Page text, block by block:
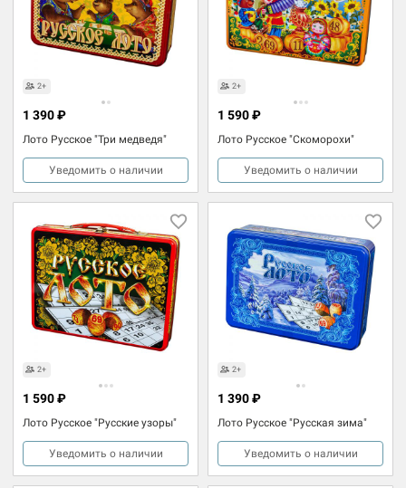
2+
Лото Русское "Три медведя"
1 390 ₽
Уведомить о наличии
2+
Лото Русское "Скоморохи"
1 590 ₽
Уведомить о наличии
2+
Лото Русское "Русские узоры"
1 590 ₽
Уведомить о наличии
2+
Лото Русское "Русская зима"
1 390 ₽
Уведомить о наличии